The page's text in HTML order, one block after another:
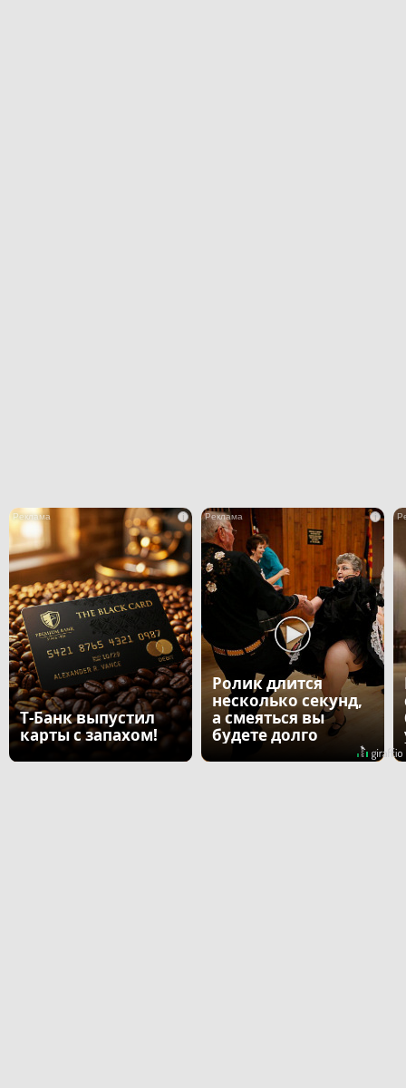
i
Т-Банк выпустил
карты с запахом!
i
Ролик длится
несколько секунд,
а смеяться вы
будете долго